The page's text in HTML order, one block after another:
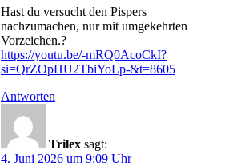
Hast du versucht den Pispers
nachzumachen, nur mit umgekehrten
Vorzeichen.?
https://youtu.be/-mRQ0AcoCkI?
si=QrZOpHU2TbiYoLp-&t=8605
Antworten
Trilex sagt:
4. Juni 2026 um 9:09 Uhr